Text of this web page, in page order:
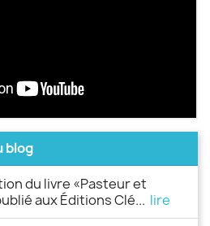
blog
du livre «Pasteur et
aux Éditions Clé... lire